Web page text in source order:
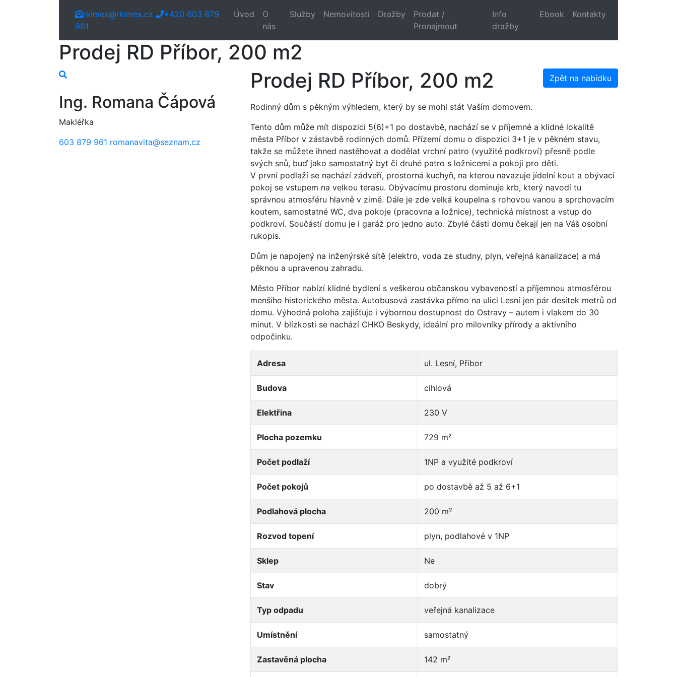
rkimex@rkimex.cz
+420 603 879
961
Úvod
O
nás
Služby Nemovitosti Dražby
Prodat /
Pronajmout
Info
dražby
Ebook Kontakty
Prodej RD Příbor, 200 m2
Ing. Romana Čápová
Makléřka
603 879 961 romanavita@seznam.cz
Zpět na nabídku
Prodej RD Příbor, 200 m2
Rodinný dům s pěkným výhledem, který by se mohl stát Vaším domovem.
Tento dům může mít dispozici 5(6)+1 po dostavbě, nachází se v příjemné a klidné lokalitě
města Příbor v zástavbě rodinných domů. Přízemí domu o dispozici 3+1 je v pěkném stavu,
takže se můžete ihned nastěhovat a dodělat vrchní patro (využité podkroví) přesně podle
svých snů, buď jako samostatný byt či druhé patro s ložnicemi a pokoji pro děti.
V první podlaží se nachází zádveří, prostorná kuchyň, na kterou navazuje jídelní kout a obývací
pokoj se vstupem na velkou terasu. Obývacímu prostoru dominuje krb, který navodí tu
správnou atmosféru hlavně v zimě. Dále je zde velká koupelna s rohovou vanou a sprchovacím
koutem, samostatné WC, dva pokoje (pracovna a ložnice), technická místnost a vstup do
podkroví. Součástí domu je i garáž pro jedno auto. Zbylé části domu čekají jen na Váš osobní
rukopis.
Dům je napojený na inženýrské sítě (elektro, voda ze studny, plyn, veřejná kanalizace) a má
pěknou a upravenou zahradu.
Město Příbor nabízí klidné bydlení s veškerou občanskou vybaveností a příjemnou atmosférou
menšího historického města. Autobusová zastávka přímo na ulici Lesní jen pár desítek metrů od
domu. Výhodná poloha zajišťuje i výbornou dostupnost do Ostravy – autem i vlakem do 30
minut. V blízkosti se nachází CHKO Beskydy, ideální pro milovníky přírody a aktivního
odpočinku.
Adresa ul. Lesní, Příbor
Budova cihlová
Elektřina 230 V
Plocha pozemku 729 m²
Počet podlaží 1NP a využité podkroví
Počet pokojů po dostavbě až 5 až 6+1
Podlahová plocha 200 m²
Rozvod topení plyn, podlahové v 1NP
Sklep Ne
Stav dobrý
Typ odpadu veřejná kanalizace
Umístnění samostatný
Zastavěná plocha 142 m²